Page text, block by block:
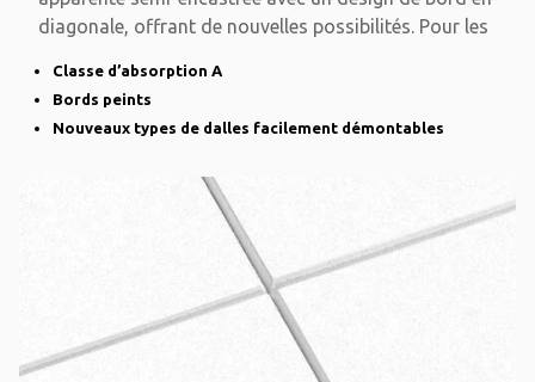
diagonale, offrant de nouvelles possibilités. Pour les
Classe d’absorption A
Bords peints
Nouveaux types de dalles facilement démontables